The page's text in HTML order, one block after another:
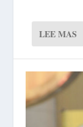
LEE MAS